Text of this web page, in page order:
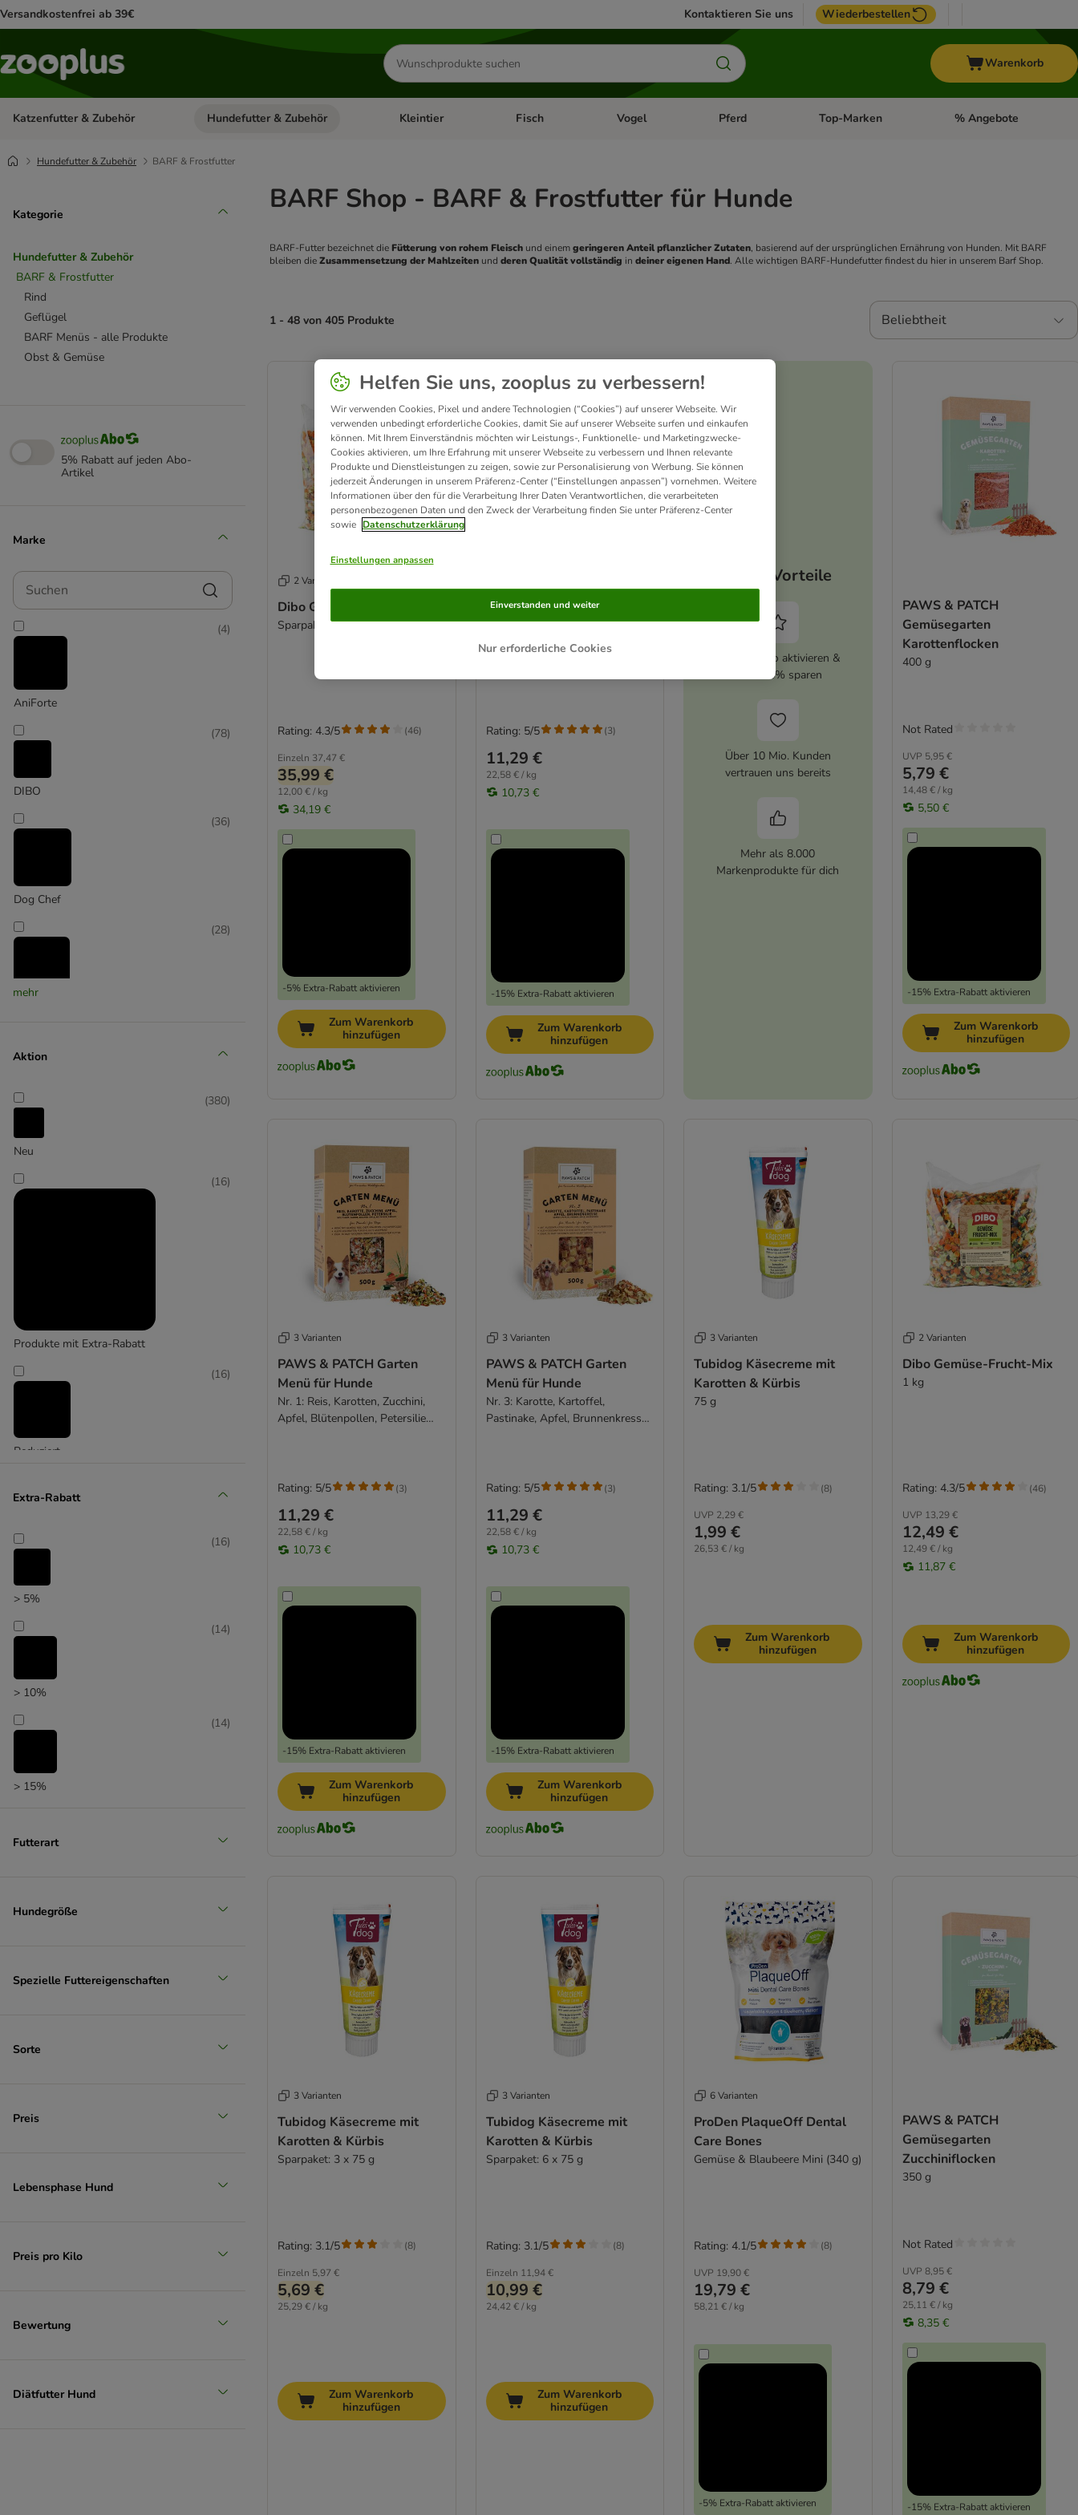
Versandkostenfrei ab 39€ Kontaktieren Sie uns Wiederbestellen
Produkte
suchen
Warenkorb
Katzenfutter & Zubehör Kategorie-Menü öffnen: Katzenfutter & Zubehör
Hundefutter & Zubehör Kategorie-Menü öffnen: Hundefutter & Zubehör
Kleintier Kategorie-Menü öffnen: Kleintier
Fisch Kategorie-Menü öffnen: Fisch
Vogel Kategorie-Menü öffnen: Vogel
Pferd Kategorie-Menü öffnen: Pferd
Top-Marken Kategorie-Menü öffnen:
% Angebote
Hundefutter & Zubehör BARF & Frostfutter
Kategorie
Hundefutter & Zubehör
BARF & Frostfutter
Rind
Geflügel
BARF Menüs - alle Produkte
Obst & Gemüse
5% Rabatt auf jeden Abo-
Artikel
Marke
Suchen
AniForte
(4)
DIBO
(78)
Dog Chef
(36)
(28)
mehr
Aktion
Neu
(380)
Produkte mit Extra-Rabatt
(16)
Reduziert
(16)
Extra-Rabatt
> 5%
(16)
> 10%
(14)
> 15%
(14)
Futterart
Hundegröße
Spezielle Futtereigenschaften
Sorte
Preis
Lebensphase Hund
Preis pro Kilo
Bewertung
Diätfutter Hund
BARF Shop - BARF & Frostfutter für Hunde
BARF-Futter bezeichnet die Fütterung von rohem Fleisch und einem geringeren Anteil pflanzlicher Zutaten, basierend auf der ursprünglichen Ernährung von Hunden. Mit BARF
bleiben die Zusammensetzung der Mahlzeiten und deren Qualität vollständig in deiner eigenen Hand. Alle wichtigen BARF-Hundefutter findest du hier in unserem Barf Shop.
1 - 48 von 405 Produkte Beliebtheit
product items have been changed
2 Varianten
Dibo Gemüse-Frucht-Mix
Sparpaket: 3 x 1 kg
Einzeln 37,47 €
35,99 €
12,00 € / kg
34,19 €
-5% Extra-Rabatt aktivieren
Rating: 4.3/5 (46)
Zum Warenkorb
hinzufügen
PAWS & PATCH Garten
Menü für Hunde
Nr. 2: Kürbis, Pastinake, Rote
(500 g)
11,29 €
22,58 € / kg
10,73 €
-15% Extra-Rabatt aktivieren
Rating: 5/5 (3)
Zum Warenkorb
hinzufügen
Deine Vorteile
zooplus Abo aktivieren &
immer 5% sparen
Über 10 Mio. Kunden
vertrauen uns bereits
Mehr als 8.000
Markenprodukte für dich
PAWS & PATCH
Gemüsegarten
Karottenflocken
400 g
UVP 5,95 €
5,79 €
14,48 € / kg
5,50 €
-15% Extra-Rabatt aktivieren
Not Rated
Zum Warenkorb
hinzufügen
3 Varianten
PAWS & PATCH Garten
Menü für Hunde
Nr. 1: Reis, Karotten, Zucchini,
Apfel, Blütenpollen, Petersilie
11,29 €
22,58 € / kg
10,73 €
-15% Extra-Rabatt aktivieren
Rating: 5/5 (3)
Zum Warenkorb
hinzufügen
3 Varianten
PAWS & PATCH Garten
Menü für Hunde
Nr. 3: Karotte, Kartoffel,
Pastinake, Apfel, Brunnenkresse
11,29 €
22,58 € / kg
10,73 €
-15% Extra-Rabatt aktivieren
Rating: 5/5 (3)
Zum Warenkorb
hinzufügen
3 Varianten
Tubidog Käsecreme mit
Karotten & Kürbis
75 g
UVP 2,29 €
1,99 €
26,53 € / kg
Rating: 3.1/5 (8)
Zum Warenkorb
hinzufügen
2 Varianten
Dibo Gemüse-Frucht-Mix
1 kg
UVP 13,29 €
12,49 €
12,49 € / kg
11,87 €
Rating: 4.3/5 (46)
Zum Warenkorb
hinzufügen
3 Varianten
Tubidog Käsecreme mit
Karotten & Kürbis
Sparpaket: 3 x 75 g
Einzeln 5,97 €
5,69 €
25,29 € / kg
Rating: 3.1/5 (8)
Zum Warenkorb
hinzufügen
3 Varianten
Tubidog Käsecreme mit
Karotten & Kürbis
Sparpaket: 6 x 75 g
Einzeln 11,94 €
10,99 €
24,42 € / kg
Rating: 3.1/5 (8)
Zum Warenkorb
hinzufügen
6 Varianten
ProDen PlaqueOff Dental
Care Bones
Gemüse & Blaubeere Mini (340 g)
UVP 19,90 €
19,79 €
58,21 € / kg
-5% Extra-Rabatt aktivieren
Rating: 4.1/5 (8)
PAWS & PATCH
Gemüsegarten
Zucchiniflocken
350 g
UVP 8,95 €
8,79 €
25,11 € / kg
8,35 €
-15% Extra-Rabatt aktivieren
Not Rated
Helfen Sie uns, zooplus zu verbessern!
Wir verwenden Cookies, Pixel und andere Technologien (“Cookies”) auf unserer Webseite. Wir
verwenden unbedingt erforderliche Cookies, damit Sie auf unserer Webseite surfen und einkaufen
können. Mit Ihrem Einverständnis möchten wir Leistungs-, Funktionelle- und Marketingzwecke-
Cookies aktivieren, um Ihre Erfahrung mit unserer Webseite zu verbessern und Ihnen relevante
Produkte und Dienstleistungen zu zeigen, sowie zur Personalisierung von Werbung. Sie können
jederzeit Änderungen in unserem Präferenz-Center (“Einstellungen anpassen”) vornehmen. Weitere
Informationen über den für die Verarbeitung Ihrer Daten Verantwortlichen, die verarbeiteten
personenbezogenen Daten und den Zweck der Verarbeitung finden Sie unter Präferenz-Center
sowie Datenschutzerklärung
Einstellungen anpassen
Nur erforderliche Cookies
Einverstanden und weiter